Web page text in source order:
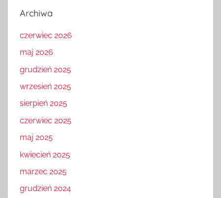
Archiwa
czerwiec 2026
maj 2026
grudzień 2025
wrzesień 2025
sierpień 2025
czerwiec 2025
maj 2025
kwiecień 2025
marzec 2025
grudzień 2024